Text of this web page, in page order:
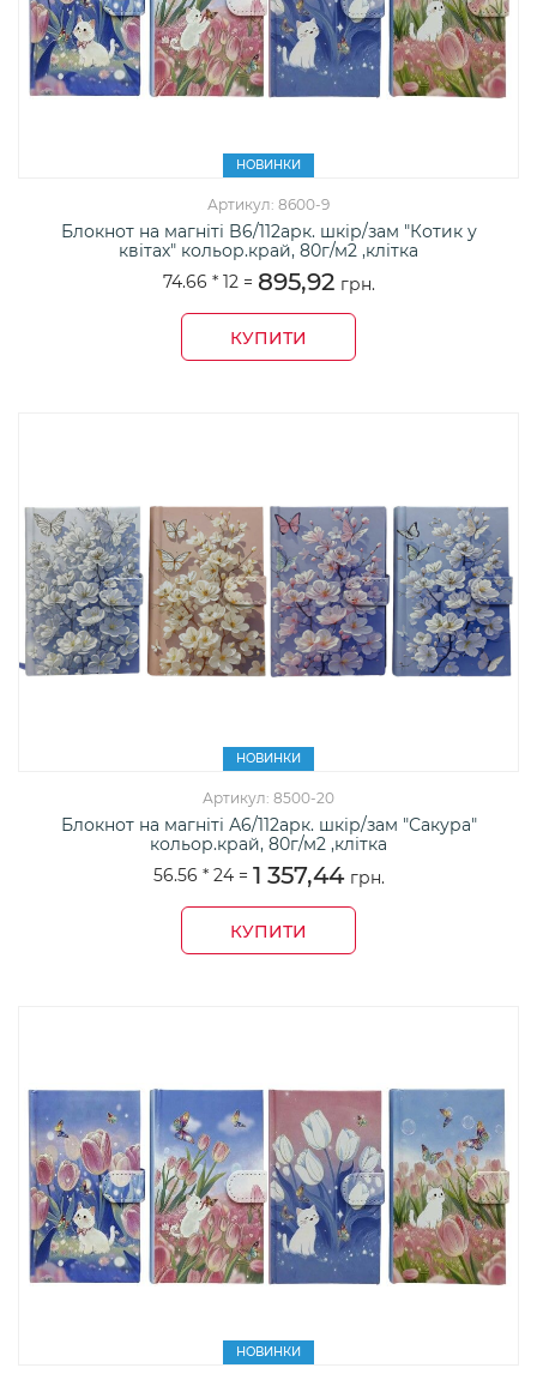
НОВИНКИ
Артикул: 8600-9
Блокнот на магніті B6/112арк. шкір/зам "Котик у
квітах" кольор.край, 80г/м2 ,клітка
74.66 * 12= 895,92 грн.
КУПИТИ
НОВИНКИ
Артикул: 8500-20
Блокнот на магніті А6/112арк. шкір/зам "Сакура"
кольор.край, 80г/м2 ,клітка
56.56 * 24= 1 357,44 грн.
КУПИТИ
НОВИНКИ